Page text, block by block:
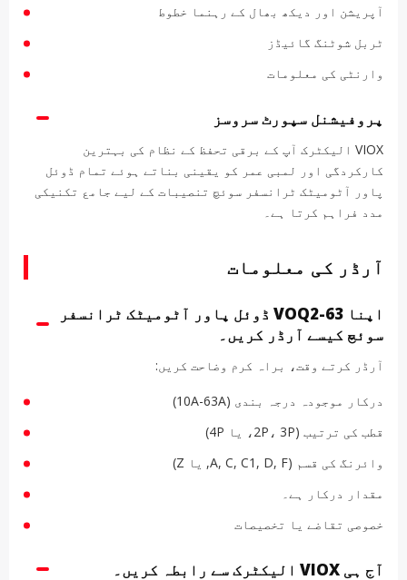
آپریشن اور دیکھ بھال کے رہنما خطوط
ٹربل شوٹنگ گائیڈز
وارنٹی کی معلومات
پروفیشنل سپورٹ سروسز
VIOX الیکٹرک آپ کے برقی تحفظ کے نظام کی بہترین
کارکردگی اور لمبی عمر کو یقینی بناتے ہوئے تمام ڈوئل
پاور آٹومیٹک ٹرانسفر سوئچ تنصیبات کے لیے جامع تکنیکی
مدد فراہم کرتا ہے۔
آرڈر کی معلومات
اپنا VOQ2-63 ڈوئل پاور آٹومیٹک ٹرانسفر
سوئچ کیسے آرڈر کریں۔
آرڈر کرتے وقت، براہ کرم وضاحت کریں:
درکار موجودہ درجہ بندی (10A-63A)
قطب کی ترتیب (2P، 3P، یا 4P)
وائرنگ کی قسم (A, C, C1, D, F, یا Z)
مقدار درکار ہے۔
خصوصی تقاضے یا تخصیصات
آج ہی VIOX الیکٹرک سے رابطہ کریں۔